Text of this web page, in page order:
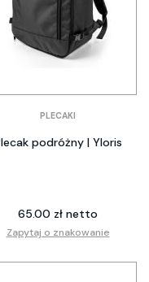
PLECAKI
podróżny | Yloris
65.00 zł netto
Zapytaj o znakowanie